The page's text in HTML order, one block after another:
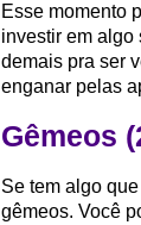
Esse momento
investir em algo
demais pra ser
enganar pelas
Gêmeos
Se tem algo
gêmeos. Você